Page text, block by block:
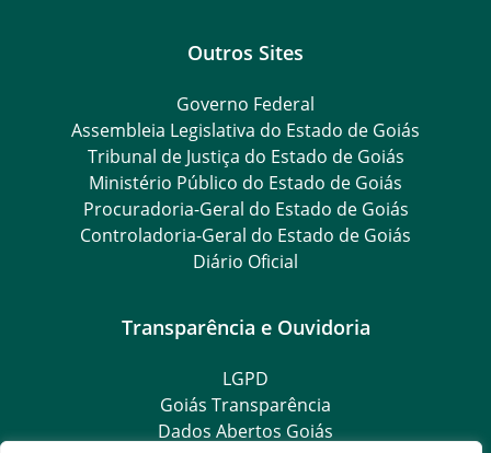
Outros Sites
Governo Federal
Assembleia Legislativa do Estado de Goiás
Tribunal de Justiça do Estado de Goiás
Ministério Público do Estado de Goiás
Procuradoria-Geral do Estado de Goiás
Controladoria-Geral do Estado de Goiás
Diário Oficial
Transparência e Ouvidoria
LGPD
Goiás Transparência
Dados Abertos Goiás